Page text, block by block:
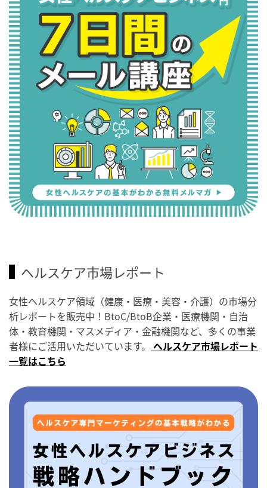
ヘルスケア市場レポート
女性ヘルスケア領域（健康・医療・美容・介護）の市場分
析レポートを販売中！BtoC/BtoB企業・医療機関・自治
体・教育機関・マスメディア・金融機関など、多くの事業
者様にご活用いただいています。 ヘルスケア市場レポート
一覧はこちら